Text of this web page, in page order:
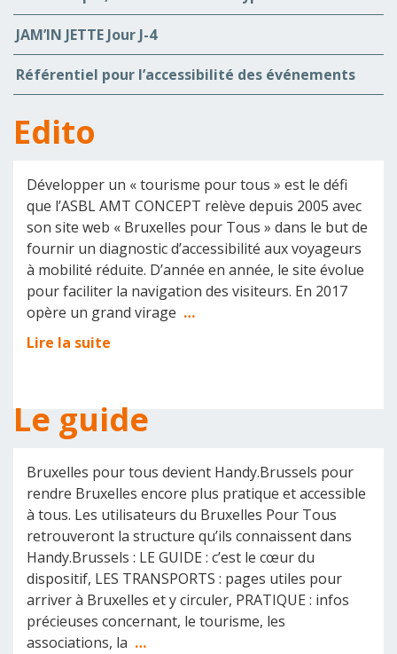
JAM’IN JETTE Jour J-4
Référentiel pour l’accessibilité des événements
Edito
Développer un « tourisme pour tous » est le défi
que l’ASBL AMT CONCEPT relève depuis 2005 avec
son site web « Bruxelles pour Tous » dans le but de
fournir un diagnostic d’accessibilité aux voyageurs
à mobilité réduite. D’année en année, le site évolue
pour faciliter la navigation des visiteurs. En 2017
opère un grand virage …
Lire la suite
Le guide
Bruxelles pour tous devient Handy.Brussels pour
rendre Bruxelles encore plus pratique et accessible
à tous. Les utilisateurs du Bruxelles Pour Tous
retrouveront la structure qu’ils connaissent dans
Handy.Brussels : LE GUIDE : c’est le cœur du
dispositif, LES TRANSPORTS : pages utiles pour
arriver à Bruxelles et y circuler, PRATIQUE : infos
précieuses concernant, le tourisme, les
associations, la …